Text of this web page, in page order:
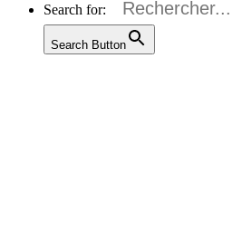
Search for:
Search Button